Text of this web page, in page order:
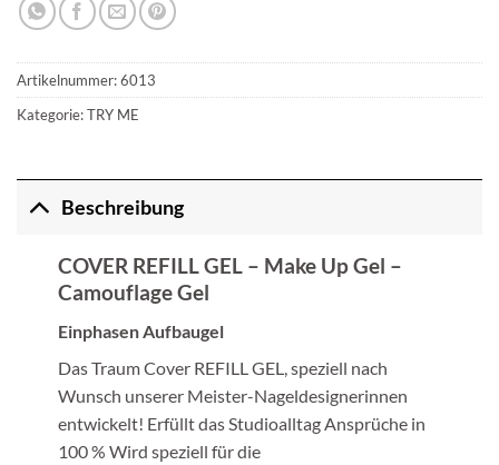
Artikelnummer:6013
Kategorie:TRY ME
Beschreibung
COVER REFILL GEL – Make Up Gel –
Camouflage Gel
Einphasen Aufbaugel
Das Traum Cover REFILL GEL, speziell nach
Wunsch unserer Meister-Nageldesignerinnen
entwickelt! Erfüllt das Studioalltag Ansprüche in
100 % Wird speziell für die